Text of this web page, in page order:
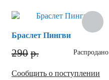
Браслет Пингви
290 р. Распродано
Сообщить о поступлении